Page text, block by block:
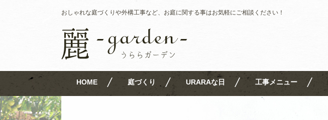
おしゃれな庭づくりや外構工事など、お庭に関する事はお気軽にご相談ください！
HOME 庭づくり URARAな日 工事メニュー